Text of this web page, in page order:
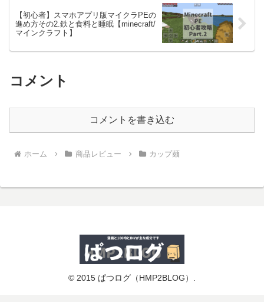
【初心者】スマホアプリ版マイクラPEの
進め方その2.鉄と食料と睡眠【minecraft/
マインクラフト】
コメント
コメントを書き込む
ホーム 商品レビュー カップ麺
© 2015 ぱつログ（HMP2BLOG）.